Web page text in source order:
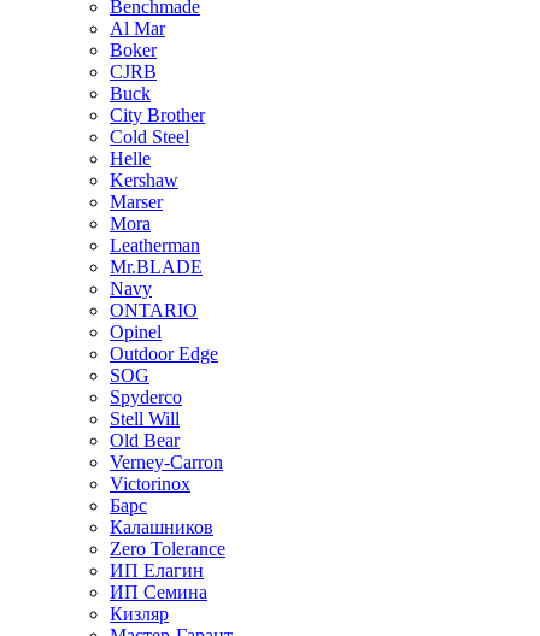
Benchmade
Al Mar
Boker
CJRB
Buck
City Brother
Cold Steel
Helle
Kershaw
Marser
Mora
Leatherman
Mr.BLADE
Navy
ONTARIO
Opinel
Outdoor Edge
SOG
Spyderco
Stell Will
Old Bear
Verney-Carron
Victorinox
Барс
Калашников
Zero Tolerance
ИП Елагин
ИП Семина
Кизляр